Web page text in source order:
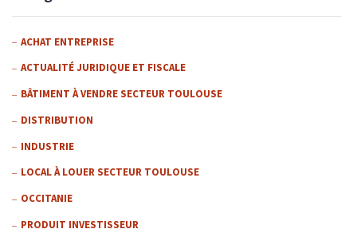
ACHAT ENTREPRISE
ACTUALITÉ JURIDIQUE ET FISCALE
BÂTIMENT À VENDRE SECTEUR TOULOUSE
DISTRIBUTION
INDUSTRIE
LOCAL À LOUER SECTEUR TOULOUSE
OCCITANIE
PRODUIT INVESTISSEUR